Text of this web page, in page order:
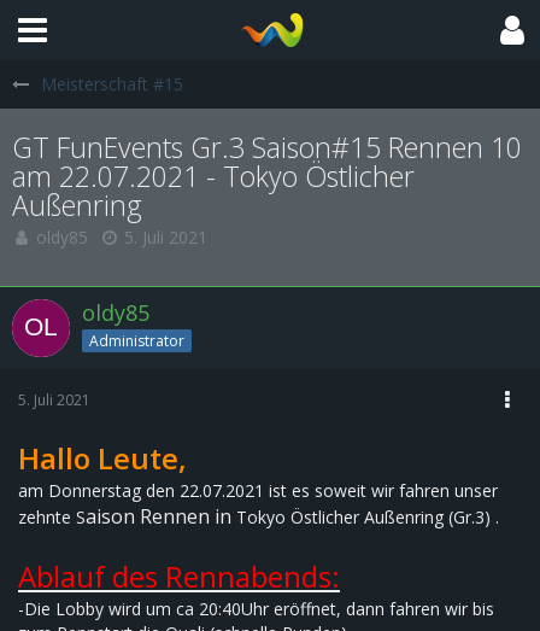
Meisterschaft #15
GT FunEvents Gr.3 Saison#15 Rennen 10
am 22.07.2021 - Tokyo Östlicher
Außenring
oldy85 5. Juli 2021
oldy85
Administrator
5. Juli 2021
Hallo Leute,
am Donnerstag den 22.07.2021 ist es soweit wir fahren unser
zehnte Saison Rennen in Tokyo Östlicher Außenring (Gr.3) .
Ablauf des Rennabends:
-Die Lobby wird um ca 20:40Uhr eröffnet, dann fahren wir bis